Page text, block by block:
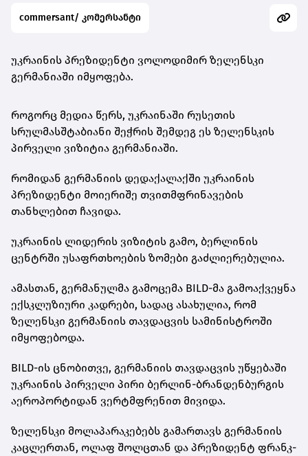
commersant/ კომერსანტი
უკრაინის პრეზიდენტი ვოლოდიმირ ზელენსკი
გერმანიაში იმყოფება.
როგორც მედია წერს, უკრაინაში რუსეთის
სრულმასშტაბიანი შეჭრის შემდეგ ეს ზელენსკის
პირველი ვიზიტია გერმანიაში.
რომიდან გერმანიის დედაქალაქში უკრაინის
პრეზიდენტი მოიერიშე თვითმფრინავების
თანხლებით ჩავიდა.
უკრაინის ლიდერის ვიზიტის გამო, ბერლინის
ცენტრში უსაფრთხოების ზომები გაძლიერებულია.
ამასთან, გერმანულმა გამოცემა BILD-მა გამოაქვეყნა
ექსკლუზიური კადრები, სადაც ასახულია, რომ
ზელენსკი გერმანიის თავდაცვის სამინისტროში
იმყოფებოდა.
BILD-ის ცნობითვე, გერმანიის თავდაცვის უწყებაში
უკრაინის პირველი პირი ბერლინ-ბრანდენბურგის
აეროპორტიდან ვერტმფრენით მივიდა.
ზელენსკი მოლაპარაკებებს გამართავს გერმანიის
კაცლერთან, ოლაფ შოლცთან და პრეზიდენტ ფრანკ-